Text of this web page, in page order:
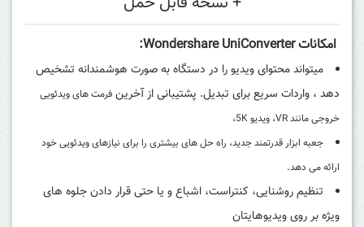
امکانات Wondershare UniConverter:
میتواند محتوای ویدیو را در دستگاه به صورت هوشمندانه تشخیص
دهد ، واردات سریع برای تبدیل. پشتیبانی از آخرین فرمت های ویدئویی
خروجی مانند VR، ویدیو 5K،
جعبه ابزار قدرتمند جدید، راه حل های بیشتری را برای نیازهای ویدئویی خود
ارائه می دهد.
تنظیم روشنایی، کنتراست، اشباع و یا حتی قرار دادن جلوه های
ویژه بر روی ویدیوهایتان